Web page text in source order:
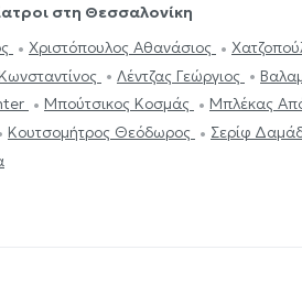
στη Θεσσαλονίκη
Χριστόπουλος Αθανάσιος
Λέντζας Γεώργιος
Μπούτσικος Κοσμάς Μπλέκας
Κουτσομήτρος Θεόδωρος Σερίφ